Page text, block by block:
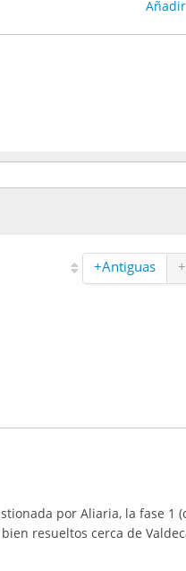
+Antiguas
por Aliaria, la fase 1
resueltos cerca de